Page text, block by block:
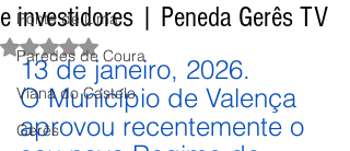
Ponte de Lima
Paredes de Coura
Viana do Castelo
Gerês
e investidores | Peneda Gerês TV
Avaliado com NaN de 5 estrelas.
13 de janeiro, 2026.
O Município de Valença
aprovou recentemente o